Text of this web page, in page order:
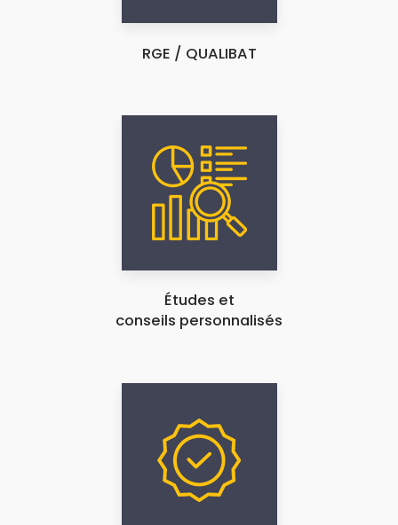
RGE / QUALIBAT
Études et
conseils personnalisés